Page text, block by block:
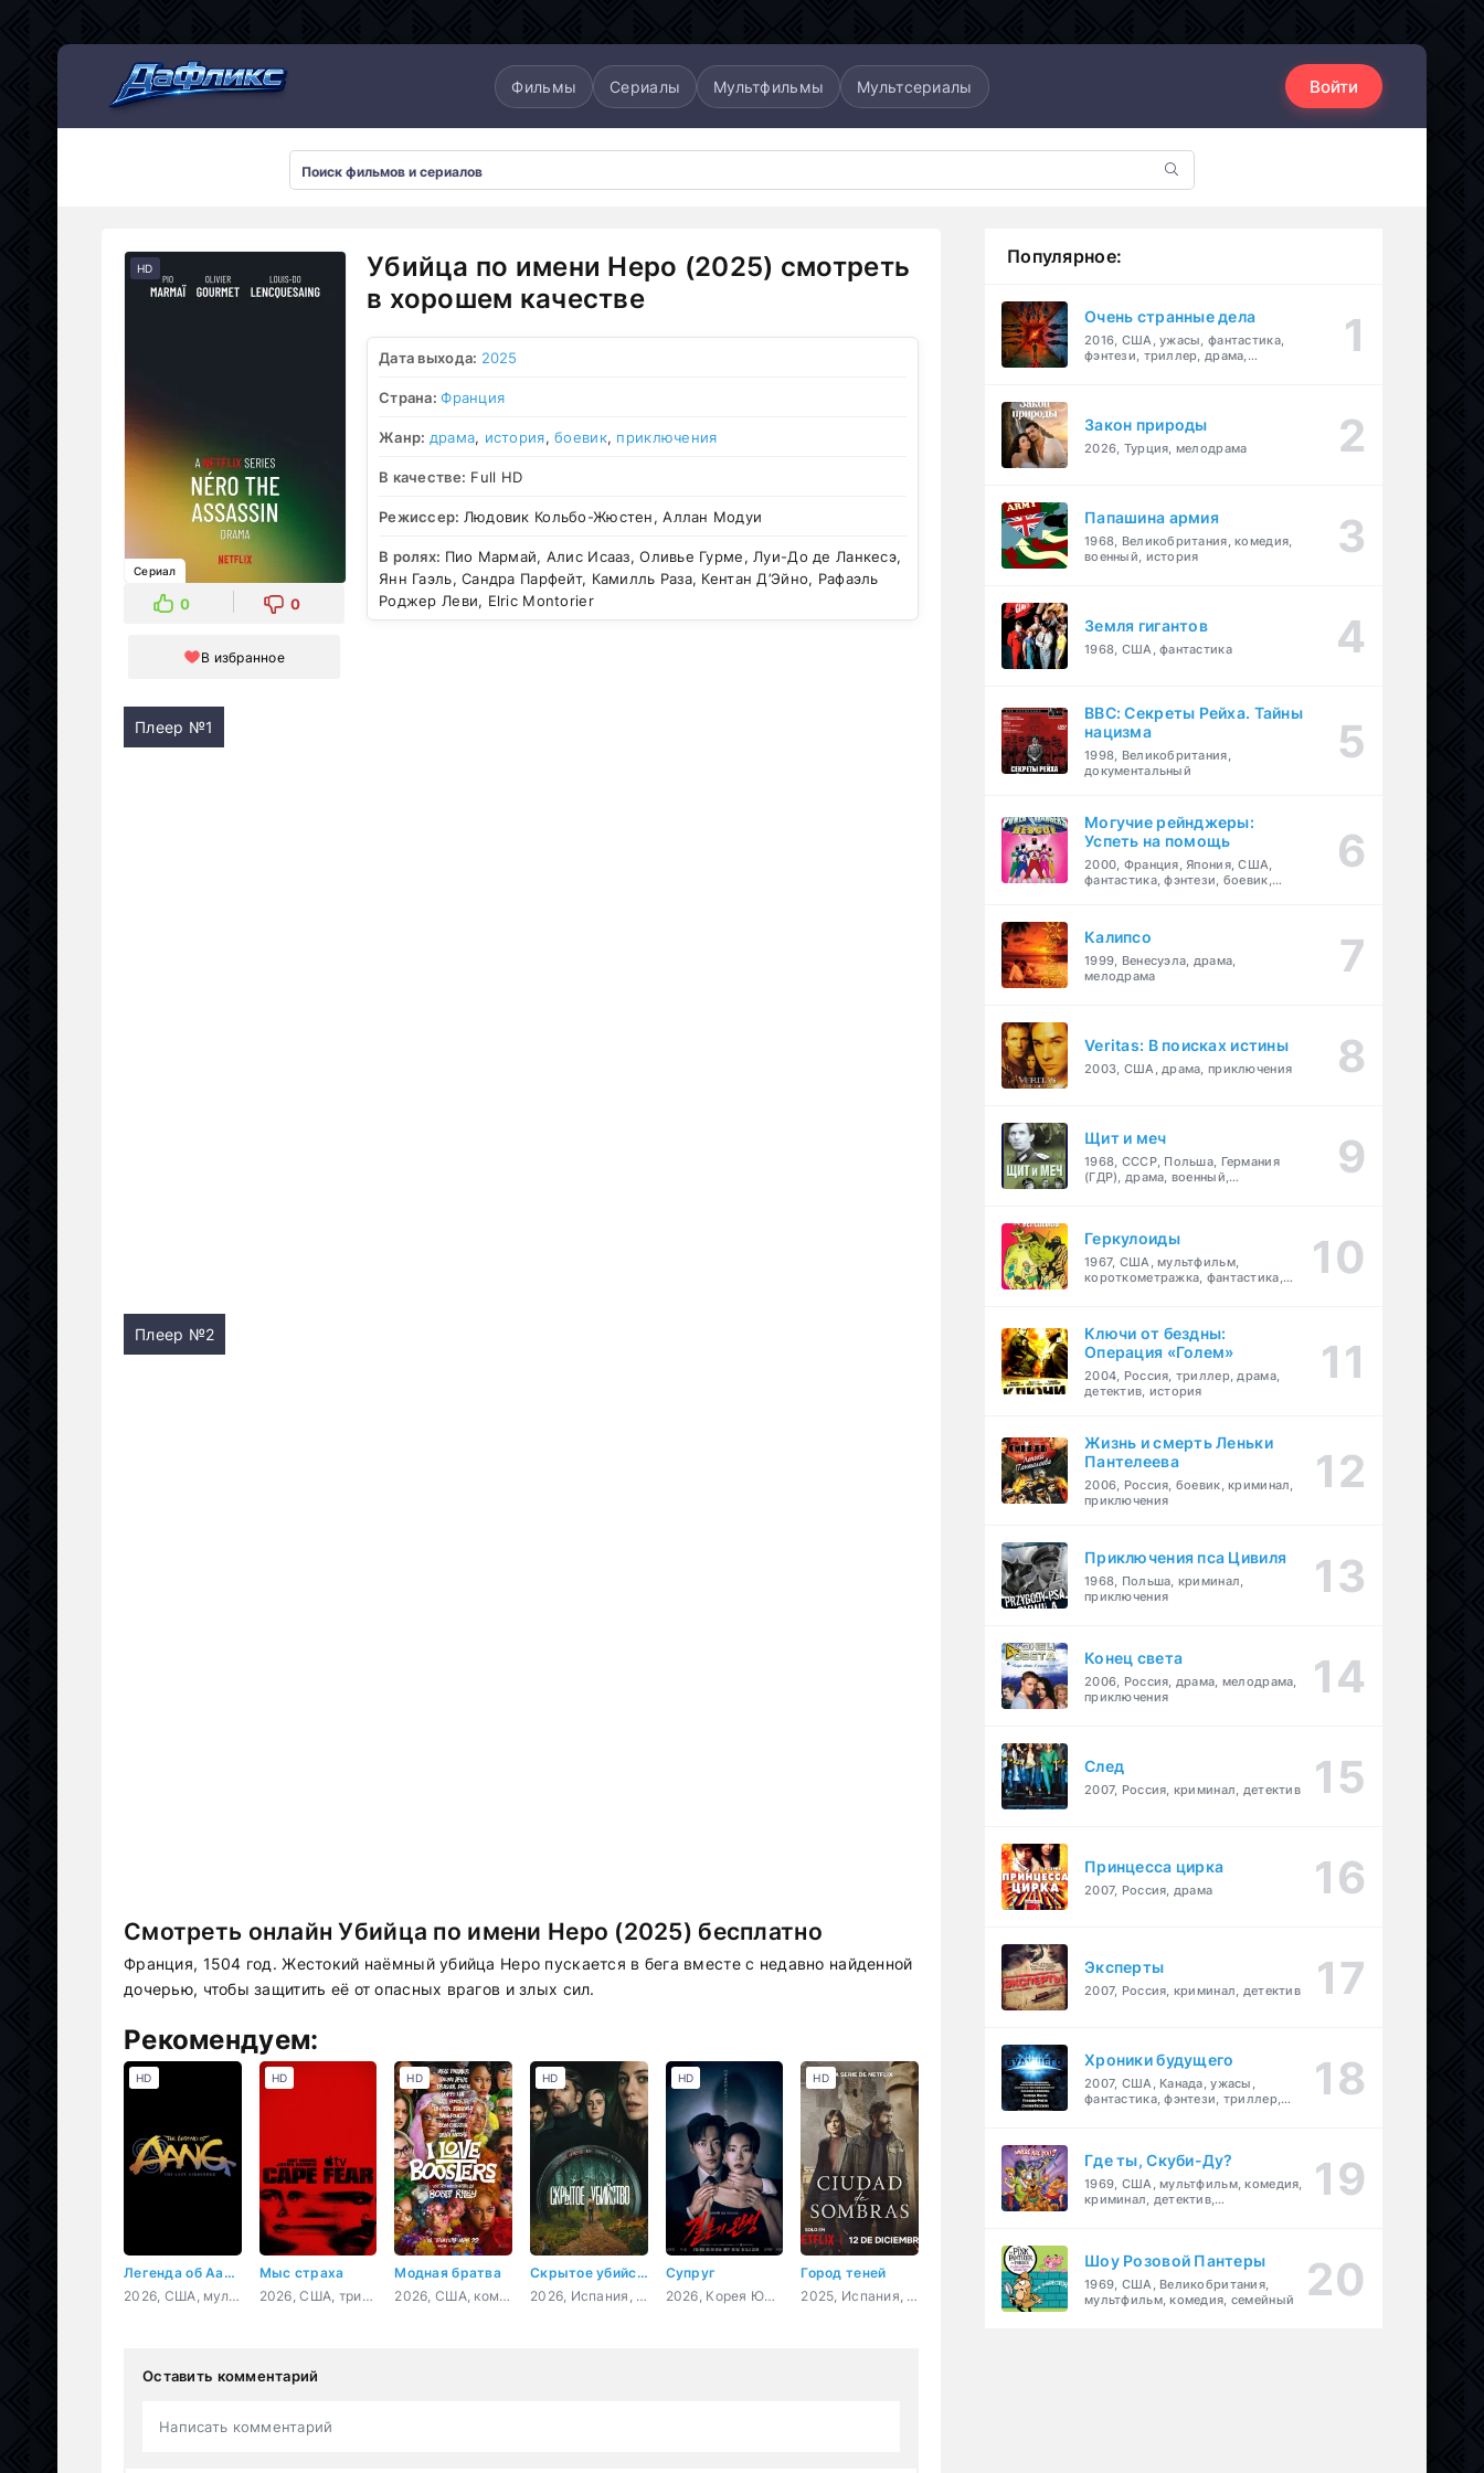
Фильмы Сериалы Мультфильмы Мультсериалы Войти
HD
Сериал
0 0
В избранное
Убийца по имени Неро (2025) смотреть
в хорошем качестве
Дата выхода: 2025
Страна:Франция
Жанр: драма, история,боевик, приключения
В качестве: Full HD
Режиссер: Людовик Кольбо-Жюстен, Аллан Модуи
В ролях: Пио Мармай, Алис Исааз, Оливье Гурме, Луи-До де Ланкесэ,
Янн Гаэль, Сандра Парфейт, Камилль Раза, Кентан Д’Эйно, Рафаэль
Роджер Леви, Elric Montorier
Плеер №1
Плеер №2
Смотреть онлайн Убийца по имени Неро (2025) бесплатно
Франция, 1504 год. Жестокий наёмный убийца Неро пускается в бега вместе с недавно найденной
дочерью, чтобы защитить её от опасных врагов и злых сил.
Рекомендуем:
Легенда об Аанге: Последний маг воздуха
2026, США, мультфильм, фэнтези, боевик, детектив, приключения, семейный
HD
Мыс страха
2026, США, триллер, драма, криминал
HD
Модная братва
2026, США, комедия, фантастика, фэнтези
HD
Скрытое убийство
2026, Испания, Аргентина, триллер, криминал, детектив
HD
Супруг
2026, Корея Южная, триллер, детектив
HD
Город теней
2025, Испания, триллер, драма, криминал, детектив
HD
Оставить комментарий
Написать комментарий
Популярное:
Очень странные дела
2016, США, ужасы, фантастика,
фэнтези, триллер, драма,
Закон природы
2026, Турция, мелодрама
Папашина армия
1968, Великобритания, комедия,
военный, история
Земля гигантов
1968, США, фантастика
BBC: Секреты Рейха. Тайны
нацизма
1998, Великобритания,
документальный
Могучие рейнджеры:
Успеть на помощь
2000, Франция, Япония, США,
фантастика, фэнтези, боевик,
Калипсо
1999, Венесуэла, драма,
мелодрама
Veritas: В поисках истины
2003, США, драма, приключения
Щит и меч
1968, СССР, Польша, Германия
(ГДР), драма, военный,
Геркулоиды
1967, США, мультфильм,
короткометражка, фантастика,
Ключи от бездны:
Операция «Голем»
2004, Россия, триллер, драма,
детектив, история
Жизнь и смерть Леньки
Пантелеева
2006, Россия, боевик, криминал,
приключения
Приключения пса Цивиля
1968, Польша, криминал,
приключения
Конец света
2006, Россия, драма, мелодрама,
приключения
След
2007, Россия, криминал, детектив
Принцесса цирка
2007, Россия, драма
Эксперты
2007, Россия, криминал, детектив
Хроники будущего
2007, США, Канада, ужасы,
фантастика, фэнтези, триллер,
Где ты, Скуби-Ду?
1969, США, мультфильм, комедия,
криминал, детектив,
Шоу Розовой Пантеры
1969, США, Великобритания,
мультфильм, комедия, семейный
Мультсериалы